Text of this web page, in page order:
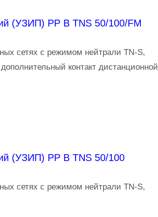
(УЗИП) PP B TNS 50/100/FM
сетях с режимом нейтрали TN-S,
контакт дистанционной
(УЗИП) PP B TNS 50/100
сетях с режимом нейтрали TN-S,